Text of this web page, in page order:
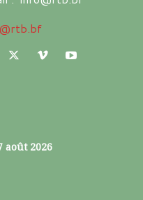
août 2026